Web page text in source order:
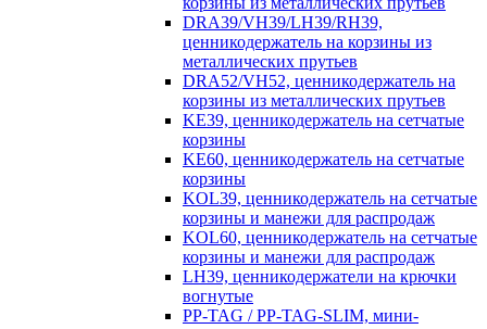
DRA39/VH39/LH39/RH39,
ценникодержатель на корзины из
металлических прутьев
DRA52/VH52, ценникодержатель на
корзины из металлических прутьев
KE39, ценникодержатель на сетчатые
корзины
KE60, ценникодержатель на сетчатые
корзины
KOL39, ценникодержатель на сетчатые
корзины и манежи для распродаж
KOL60, ценникодержатель на сетчатые
корзины и манежи для распродаж
LH39, ценникодержатели на крючки
вогнутые
PP-TAG / PP-TAG-SLIM, мини-